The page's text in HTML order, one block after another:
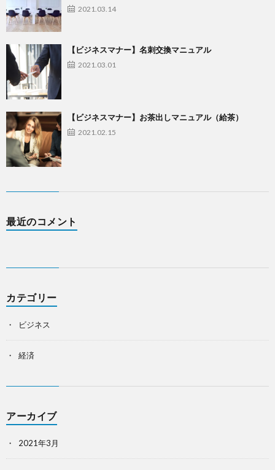
2021.03.14
【ビジネスマナー】名刺交換マニュアル
2021.03.01
【ビジネスマナー】お茶出しマニュアル（給茶）
2021.02.15
最近のコメント
カテゴリー
ビジネス
経済
アーカイブ
2021年3月